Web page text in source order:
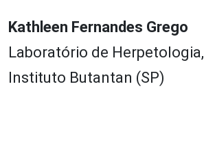
Kathleen Fernandes Grego
Laboratório de Herpetologia,
Instituto Butantan (SP)